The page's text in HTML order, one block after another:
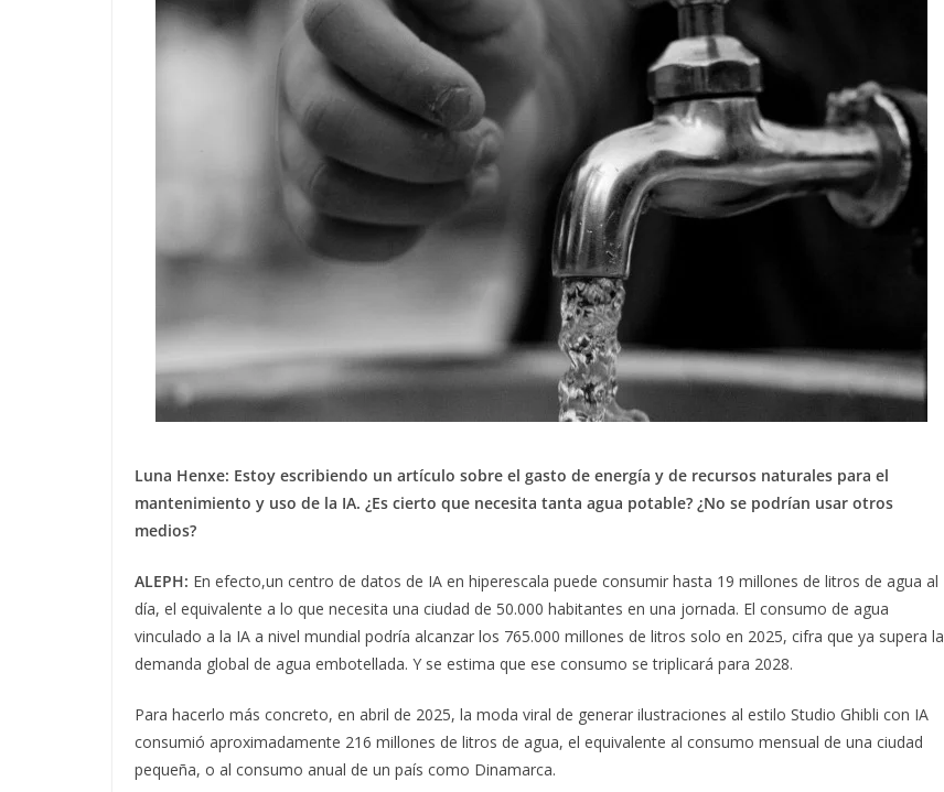
Luna Henxe: Estoy escribiendo un artículo sobre el gasto de energía y de recursos naturales para el
mantenimiento y uso de la IA. ¿Es cierto que necesita tanta agua potable? ¿No se podrían usar otros
medios?
ALEPH: En efecto,un centro de datos de IA en hiperescala puede consumir hasta 19 millones de litros de agua al
día, el equivalente a lo que necesita una ciudad de 50.000 habitantes en una jornada. El consumo de agua
vinculado a la IA a nivel mundial podría alcanzar los 765.000 millones de litros solo en 2025, cifra que ya supera la
demanda global de agua embotellada. Y se estima que ese consumo se triplicará para 2028.
Para hacerlo más concreto, en abril de 2025, la moda viral de generar ilustraciones al estilo Studio Ghibli con IA
consumió aproximadamente 216 millones de litros de agua, el equivalente al consumo mensual de una ciudad
pequeña, o al consumo anual de un país como Dinamarca.